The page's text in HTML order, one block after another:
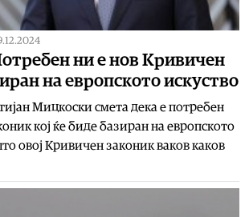
ни е нов Кривичен
на европското искуство
Мицкоски смета дека е потребен
кој ќе биде базиран на европското
овој Кривичен законик ваков каков